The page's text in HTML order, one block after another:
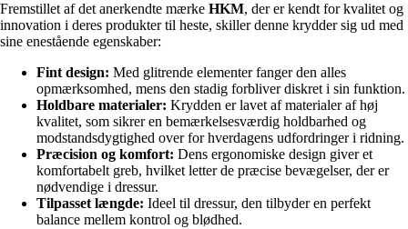
Fremstillet af det anerkendte mærke HKM, der er kendt for kvalitet og
innovation i deres produkter til heste, skiller denne krydder sig ud med
sine enestående egenskaber:
Fint design: Med glitrende elementer fanger den alles
opmærksomhed, mens den stadig forbliver diskret i sin funktion.
Holdbare materialer: Krydden er lavet af materialer af høj
kvalitet, som sikrer en bemærkelsesværdig holdbarhed og
modstandsdygtighed over for hverdagens udfordringer i ridning.
Præcision og komfort: Dens ergonomiske design giver et
komfortabelt greb, hvilket letter de præcise bevægelser, der er
nødvendige i dressur.
Tilpasset længde: Ideel til dressur, den tilbyder en perfekt
balance mellem kontrol og blødhed.